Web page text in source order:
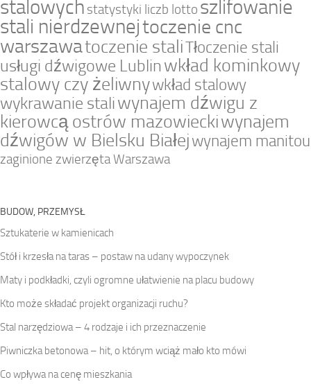
stalowych statystyki liczb lotto szlifowanie
stali nierdzewnejtoczenie cnc
warszawatoczenie staliTłoczenie stali
usługi dźwigowe Lublin wkład kominkowy
stalowy czy żeliwnywkład stalowy
wykrawanie staliwynajem dźwigu z
kierowcą ostrów mazowieckiwynajem
dźwigów w Bielsku Białejwynajem manitou
zaginione zwierzęta Warszawa
BUDOW, PRZEMYSŁ
Sztukaterie w kamienicach
Stół i krzesła na taras – postaw na udany wypoczynek
Maty i podkładki, czyli ogromne ułatwienie na placu budowy
Kto może składać projekt organizacji ruchu?
Stal narzędziowa – 4 rodzaje i ich przeznaczenie
Piwniczka betonowa – hit, o którym wciąż mało kto mówi
Co wpływa na cenę mieszkania